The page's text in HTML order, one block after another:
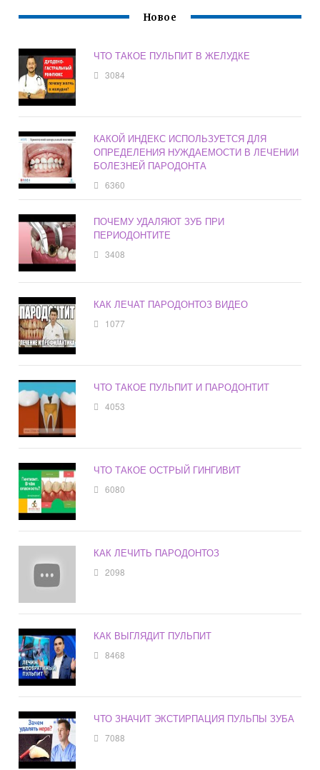
Новое
ЧТО ТАКОЕ ПУЛЬПИТ В ЖЕЛУДКЕ
3084
КАКОЙ ИНДЕКС ИСПОЛЬЗУЕТСЯ ДЛЯ
ОПРЕДЕЛЕНИЯ НУЖДАЕМОСТИ В ЛЕЧЕНИИ
БОЛЕЗНЕЙ ПАРОДОНТА
6360
ПОЧЕМУ УДАЛЯЮТ ЗУБ ПРИ
ПЕРИОДОНТИТЕ
3408
КАК ЛЕЧАТ ПАРОДОНТОЗ ВИДЕО
1077
ЧТО ТАКОЕ ПУЛЬПИТ И ПАРОДОНТИТ
4053
ЧТО ТАКОЕ ОСТРЫЙ ГИНГИВИТ
6080
КАК ЛЕЧИТЬ ПАРОДОНТОЗ
2098
КАК ВЫГЛЯДИТ ПУЛЬПИТ
8468
ЧТО ЗНАЧИТ ЭКСТИРПАЦИЯ ПУЛЬПЫ ЗУБА
7088